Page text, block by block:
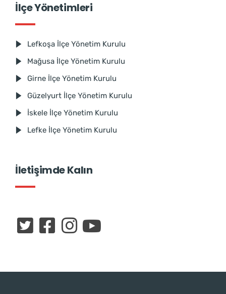
İlçe Yönetimleri
Lefkoşa İlçe Yönetim Kurulu
Mağusa İlçe Yönetim Kurulu
Girne İlçe Yönetim Kurulu
Güzelyurt İlçe Yönetim Kurulu
İskele İlçe Yönetim Kurulu
Lefke İlçe Yönetim Kurulu
İletişimde Kalın